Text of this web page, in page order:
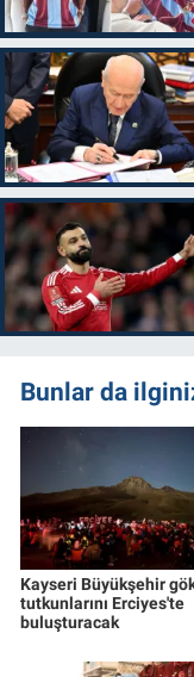
Bunlar da
Kayseri Büyükşehir
tutkunlarını Erciyes'te
buluşturacak